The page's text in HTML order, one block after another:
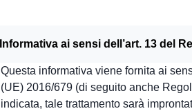
Informativa ai sensi dell’art. 13 del
Questa informativa viene fornita ai
(UE) 2016/679 (di seguito anche
indicata, tale trattamento sarà